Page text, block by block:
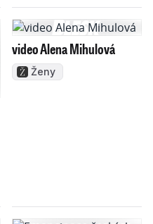
video Alena Mihulová
Ženy